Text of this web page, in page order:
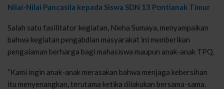
Nilai-Nilai Pancasila kepada Siswa SDN 13 Pontianak Timur
Salah satu fasilitator kegiatan, Nieha Sumaya, menyampaikan
bahwa kegiatan pengabdian masyarakat ini memberikan
pengalaman berharga bagi mahasiswa maupun anak-anak TPQ.
“Kami ingin anak-anak merasakan bahwa menjaga kebersihan
itu menyenangkan, terutama ketika dilakukan bersama-sama.